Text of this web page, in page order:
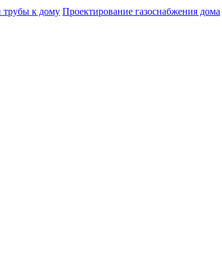
трубы к дому Проектирование газоснабжения дома